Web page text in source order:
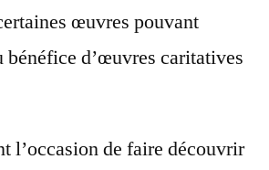
œuvres pouvant
bénéfice d’œuvres caritatives
l’occasion de faire découvrir